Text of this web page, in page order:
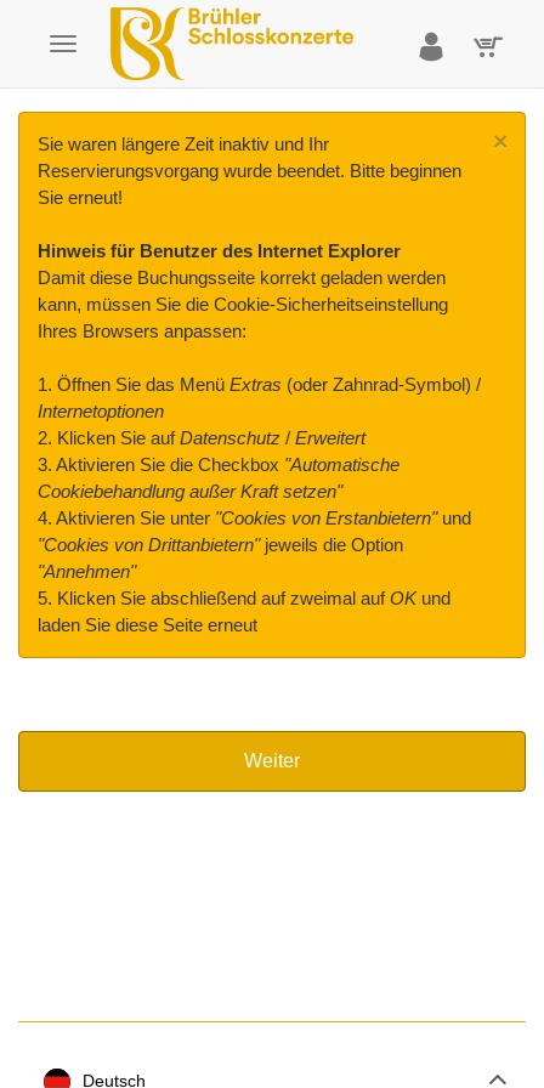
×
Sie waren längere Zeit inaktiv und Ihr
Reservierungsvorgang wurde beendet. Bitte beginnen
Sie erneut!
Hinweis für Benutzer des Internet Explorer
Damit diese Buchungsseite korrekt geladen werden
kann, müssen Sie die Cookie-Sicherheitseinstellung
Ihres Browsers anpassen:
1. Öffnen Sie das Menü Extras (oder Zahnrad-Symbol) /
Internetoptionen
2. Klicken Sie aufDatenschutz / Erweitert
3. Aktivieren Sie die Checkbox "Automatische
Cookiebehandlung außer Kraft setzen"
4. Aktivieren Sie unter "Cookies von Erstanbietern"und
"Cookies von Drittanbietern"jeweils die Option
"Annehmen"
5. Klicken Sie abschließend auf zweimal aufOKund
laden Sie diese Seite erneut
Weiter
Deutsch